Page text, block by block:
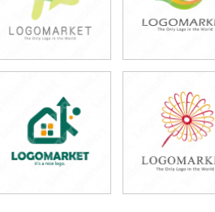
49,800円
(税込54,780円)
49,800円
(税込54,780円)